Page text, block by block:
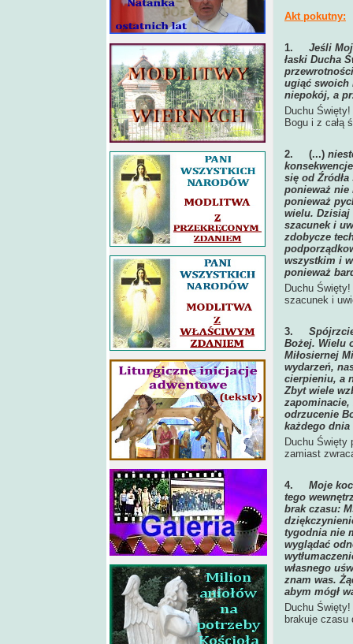
Akt pokutny:
1. Jeśli
łaski Ducha
ugiąć swoich
niepokój, a
Duchu
Bogu i z całą
2. (...)
się od
ponieważ nie
ponieważ
wielu. Dzisiaj
szacunek i
zdobycze
wszystkim i
ponieważ
Duchu
szacunek i
3.
Bożej. Wielu
Miłosiernej
wydarzeń,
cierpieniu, a
Zbyt wiele
zapominacie,
odrzucenie
każdego dnia
Duchu Święty
zamiast
4. Moje
tego
brak czasu:
tygodnia nie
wyglądać
własnego
znam was.
abym mógł
Duchu
brakuje czasu